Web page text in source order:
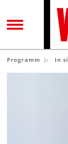
Programm In